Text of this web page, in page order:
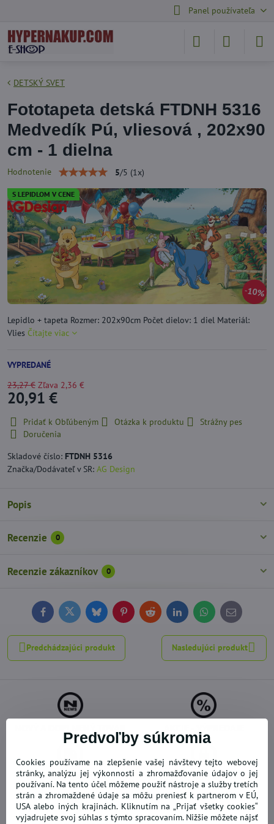
Panel používateľa
S LEPIDLOM V CENE
10%
DETSKÝ SVET
Fototapeta detská FTDNH 5316
Medvedík Pú, vliesová , 202x90
cm - 1 dielna
Hodnotenie 5/5 (1 x)
Lepidlo + tapeta Rozmer: 202x90cm Počet dielov: 1 diel Materiál:
Vlies Čítajte viac
VYPREDANÉ
23,27 € Zľava 2,36 €
20,91 €
Pridať k Obľúbeným Otázka k produktu
Strážny pes
Doručenia
Skladové číslo: FTDNH 5316
Značka/Dodávateľ v SR: AG Design
Popis
Recenzie 0
Recenzie zákazníkov 0
FacebookTwitterBlueskyPinterestReddit LinkedInWhatsApp
E-
mail
Predchádzajúci produkt Nasledujúci produkt
DOPRAVA ZADARMO BEZPEČNÉ NAKUPOVANIE
Predvoľby súkromia
Cookies používame na zlepšenie vašej návštevy tejto webovej
stránky, analýzu jej výkonnosti a zhromažďovanie údajov o jej
používaní. Na tento účel môžeme použiť nástroje a služby tretích
strán a zhromaždené údaje sa môžu preniesť k partnerom v EÚ,
USA alebo iných krajinách. Kliknutím na „Prijať všetky cookies“
vyjadrujete svoj súhlas s týmto spracovaním. Nižšie môžete nájsť